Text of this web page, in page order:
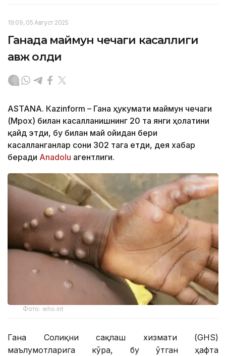
19:09, 05 Август 2025
Ганада маймун чечаги касаллиги
авж олди
ASTANА. Кazinform – Гана ҳукумати маймун чечаги
(Мpох) билан касалланишнинг 20 та янги ҳолатини
қайд этди, бу билан май ойидан бери
касалланганлар сони 302 тага етди, дея хабар
беради Аnadolu агентлиги.
Фото: who.int
Гана Соғлиқни сақлаш хизмати (GHS)
маълумотларига кўра, бу ўтган ҳафта